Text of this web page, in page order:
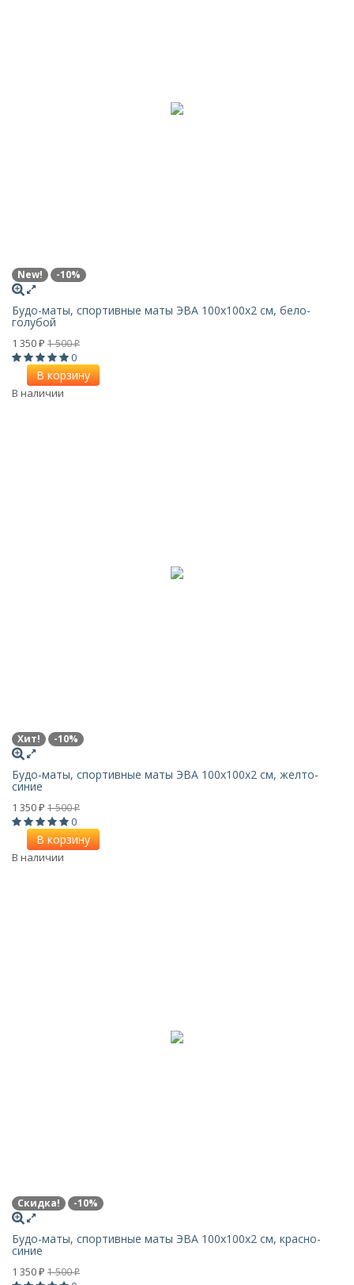
New! -10%
Будо-маты, спортивные маты ЭВА 100х100x2 см, бело-
голубой
1 350 ₽ 1 500₽
0
В корзину
В наличии
Хит! -10%
Будо-маты, спортивные маты ЭВА 100х100x2 см, желто-
синие
1 350 ₽ 1 500₽
0
В корзину
В наличии
Скидка! -10%
Будо-маты, спортивные маты ЭВА 100х100x2 см, красно-
синие
1 350 ₽ 1 500₽